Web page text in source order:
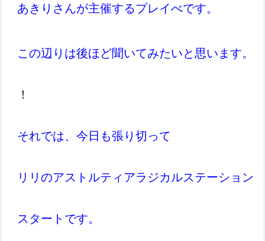
あきりさんが主催するプレイべです。
この辺りは後ほど聞いてみたいと思います。
！
それでは、今日も張り切って
リリのアストルティアラジカルステーション
スタートです。